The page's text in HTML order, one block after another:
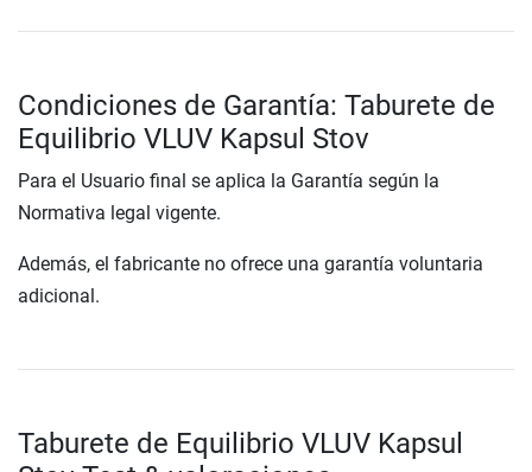
Condiciones de Garantía: Taburete de
Equilibrio VLUV Kapsul Stov
Para el Usuario final se aplica la Garantía según la
Normativa legal vigente.
Además, el fabricante no ofrece una garantía voluntaria
adicional.
Taburete de Equilibrio VLUV Kapsul